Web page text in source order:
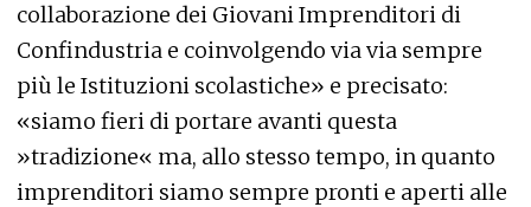
collaborazione dei Giovani Imprenditori di
Confindustria e coinvolgendo via via sempre
più le Istituzioni scolastiche» e precisato:
«siamo fieri di portare avanti questa
»tradizione« ma, allo stesso tempo, in quanto
imprenditori siamo sempre pronti e aperti alle